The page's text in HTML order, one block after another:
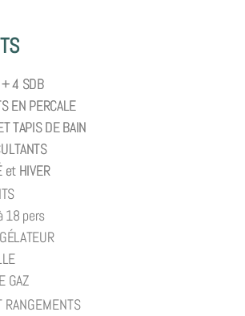
4 SDB
EN PERCALE
TAPIS DE BAIN
et HIVER
18 pers
GAZ
RANGEMENTS